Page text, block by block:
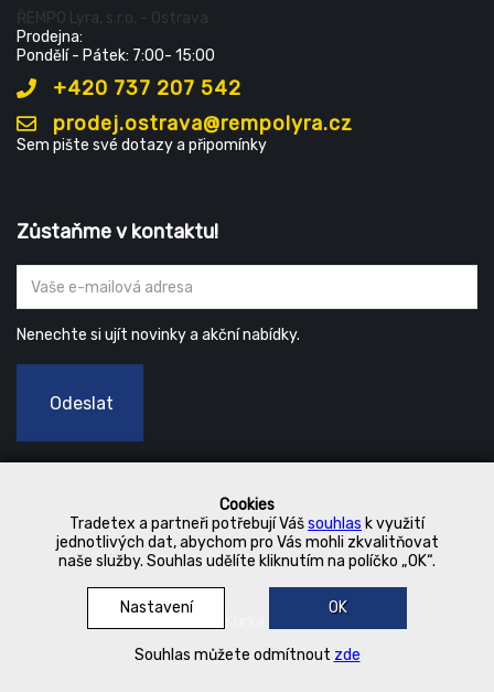
Cookies
Tradetex a partneři potřebují Vášsouhlas k využití
jednotlivých dat, abychom pro Vás mohli zkvalitňovat
naše služby. Souhlas udělíte kliknutím na políčko „OK“.
Nastavení OK
Souhlas můžete odmítnout zde
ŘEMPO Lyra, s.r.o. - Ostrava
Prodejna:
Pondělí - Pátek: 7:00- 15:00
+420 737 207 542
prodej.ostrava@rempolyra.cz
Sem pište své dotazy a připomínky
Zůstaňme v kontaktu!
Nenechte si ujít novinky a akční nabídky.
Odeslat